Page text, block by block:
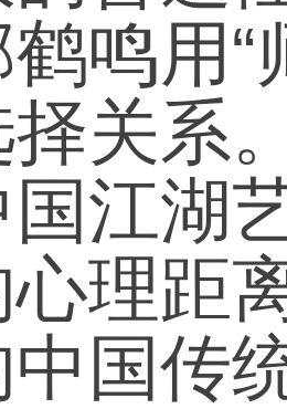
鸣用
关系
江湖
心理距
国传